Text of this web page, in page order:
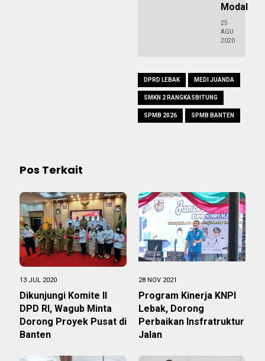
Modal
25
AGU
2020
DPRD LEBAK MEDI JUANDA
SMKN 2 RANGKASBITUNG
SPMB 2026 SPMB BANTEN
Pos Terkait
13 JUL 2020
Dikunjungi Komite II
DPD RI, Wagub Minta
Dorong Proyek Pusat di
Banten
28 NOV 2021
Program Kinerja KNPI
Lebak, Dorong
Perbaikan Insfratruktur
Jalan